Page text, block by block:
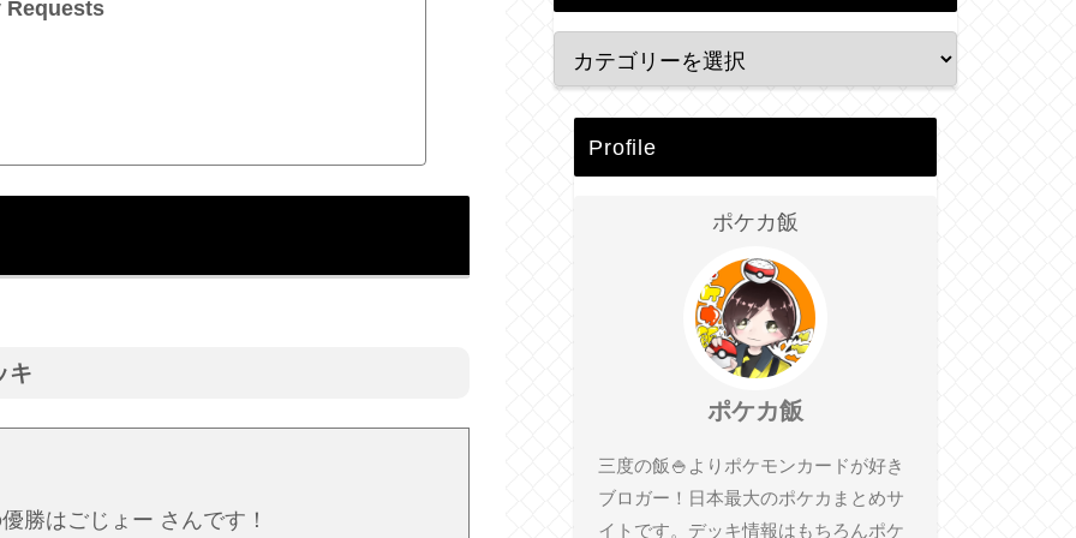
Requests
キ
勝はごじょー さんです！
Profile
ポケカ飯
ポケカ飯
三度の飯🍚よりポケモンカードが好き
ブロガー！日本最大のポケカまとめサ
イトです。デッキ情報はもちろんポケ